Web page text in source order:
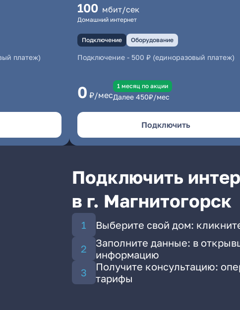
платеж)
100 мбит/сек
Домашний интернет
Подключение Оборудование
Подключение- 500 ₽ (единоразовый платеж)
0 ₽/мес
1 месяц по акции
Далее 450₽/мес
Подключить
Подключить
в г. Магнитогорск
Выберите свой дом:
Заполните данные: в
информацию
Получите консультацию:
тарифы